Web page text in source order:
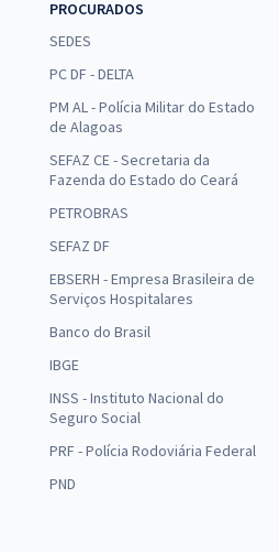
PROCURADOS
SEDES
PC DF - DELTA
PM AL - Polícia Militar do Estado
de Alagoas
SEFAZ CE - Secretaria da
Fazenda do Estado do Ceará
PETROBRAS
SEFAZ DF
EBSERH - Empresa Brasileira de
Serviços Hospitalares
Banco do Brasil
IBGE
INSS - Instituto Nacional do
Seguro Social
PRF - Polícia Rodoviária Federal
PND